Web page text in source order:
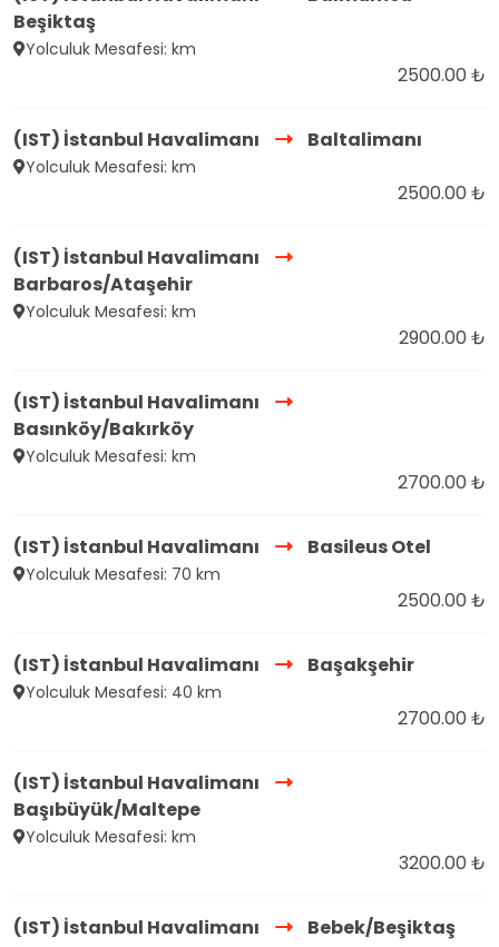
Beşiktaş
Yolculuk Mesafesi: km
2500.00 ₺
(IST) İstanbul Havalimanı Baltalimanı
Yolculuk Mesafesi: km
2500.00 ₺
(IST) İstanbul Havalimanı
Barbaros/Ataşehir
Yolculuk Mesafesi: km
2900.00 ₺
(IST) İstanbul Havalimanı
Basınköy/Bakırköy
Yolculuk Mesafesi: km
2700.00 ₺
(IST) İstanbul Havalimanı Basileus Otel
Yolculuk Mesafesi: 70 km
2500.00 ₺
(IST) İstanbul Havalimanı Başakşehir
Yolculuk Mesafesi: 40 km
2700.00 ₺
(IST) İstanbul Havalimanı
Başıbüyük/Maltepe
Yolculuk Mesafesi: km
3200.00 ₺
(IST) İstanbul Havalimanı Bebek/Beşiktaş